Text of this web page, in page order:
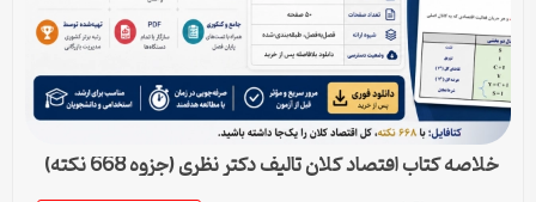
خلاصه کتاب اقتصاد کلان تالیف دکتر نظری (جزوه 668 نکته)